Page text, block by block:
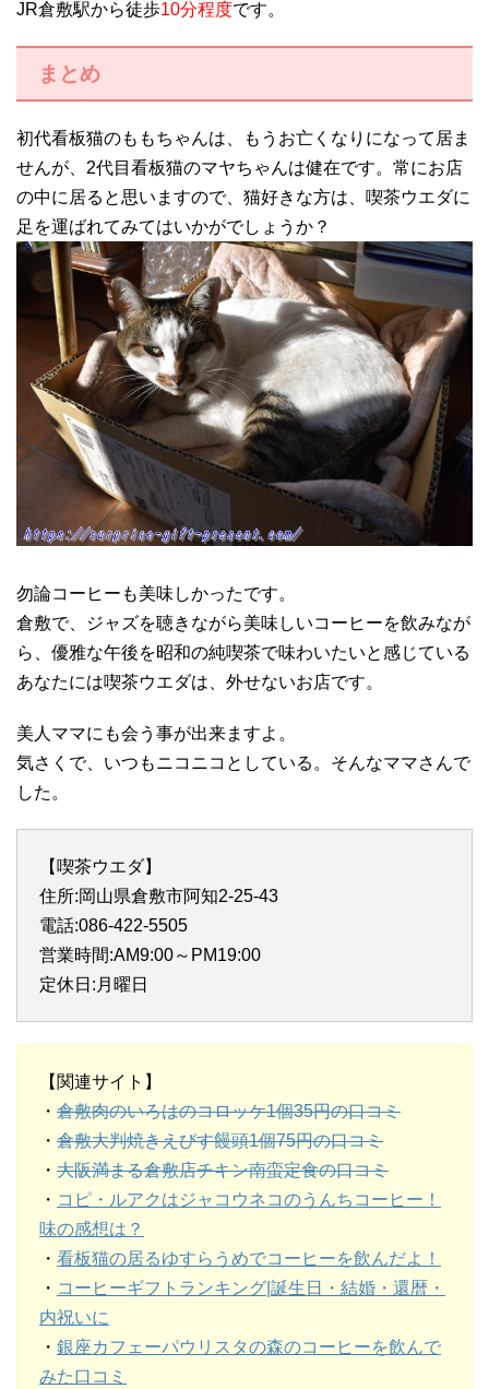
JR倉敷駅から徒歩10分程度です。
まとめ
初代看板猫のももちゃんは、もうお亡くなりになって居ま
せんが、2代目看板猫のマヤちゃんは健在です。常にお店
の中に居ると思いますので、猫好きな方は、喫茶ウエダに
足を運ばれてみてはいかがでしょうか？
勿論コーヒーも美味しかったです。
倉敷で、ジャズを聴きながら美味しいコーヒーを飲みなが
ら、優雅な午後を昭和の純喫茶で味わいたいと感じている
あなたには喫茶ウエダは、外せないお店です。
美人ママにも会う事が出来ますよ。
気さくで、いつもニコニコとしている。そんなママさんで
した。
【喫茶ウエダ】
住所:岡山県倉敷市阿知2-25-43
電話:086-422-5505
営業時間:AM9:00～PM19:00
定休日:月曜日
【関連サイト】
・ 倉敷肉のいろはのコロッケ1個35円の口コミ
・ 倉敷大判焼きえびす饅頭1個75円の口コミ
・ 大阪満まる倉敷店チキン南蛮定食の口コミ
・ コピ・ルアクはジャコウネコのうんちコーヒー！
味の感想は？
・ 看板猫の居るゆすらうめでコーヒーを飲んだよ！
・ コーヒーギフトランキング|誕生日・結婚・還暦・
内祝いに
・ 銀座カフェーパウリスタの森のコーヒーを飲んで
みた口コミ